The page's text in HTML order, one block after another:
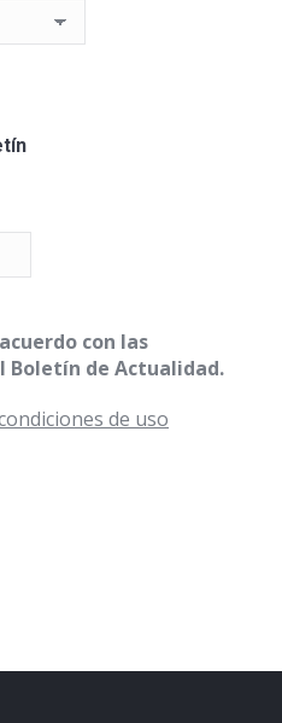
con las
Boletín de Actualidad.
de uso